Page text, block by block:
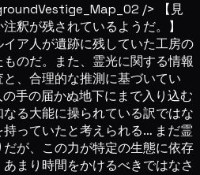
/> 【見
釈が残されているようだ。】
ア人が遺跡に残していた工房の
のだ。また、霊光に関する情報
、合理的な推測に基づいてい
手の届かぬ地下にまで入り込む
る大能に操られている訳ではな
っていたと考えられる… まだ霊
が、この力が特定の生態に依存
まり時間をかけるべきではなさ